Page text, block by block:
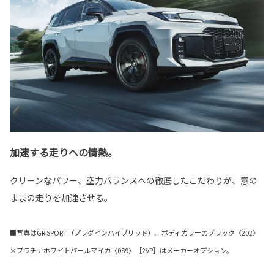
加速する走りへの情熱。
クリーンなパワー、空力バランスへの徹底したこだわりが、意の
ままの走りを加速させる。
■写真はGR SPORT（プラグインハイブリッド）。ボディカラーのブラック〈202〉
×プラチナホワイトパールマイカ〈089〉［2VP］はメーカーオプション。